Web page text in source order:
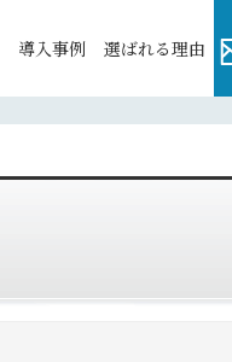
導⼊事例 選ばれる理由